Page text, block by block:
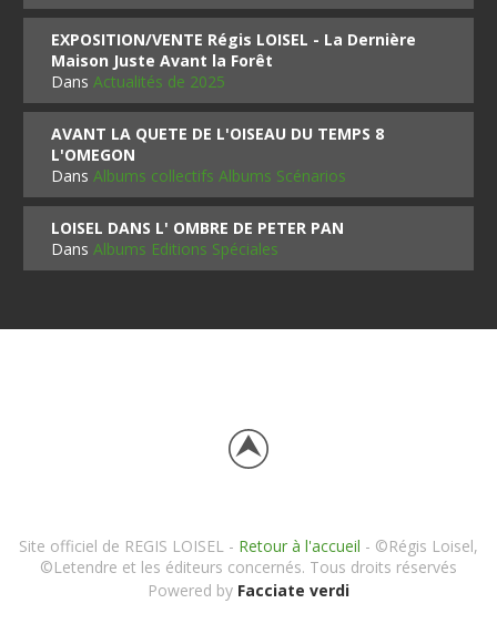
EXPOSITION/VENTE Régis LOISEL - La Dernière
Maison Juste Avant la Forêt
DansActualités de 2025
AVANT LA QUETE DE L'OISEAU DU TEMPS 8
L'OMEGON
DansAlbums collectifs Albums Scénarios
LOISEL DANS L' OMBRE DE PETER PAN
DansAlbums Editions Spéciales
Site officiel de REGIS LOISEL - Retour à l'accueil - ©Régis Loisel,
©Letendre et les éditeurs concernés. Tous droits réservés
Powered by Facciate verdi